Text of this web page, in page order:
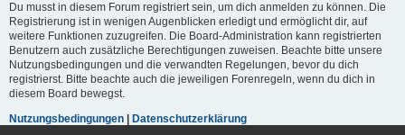
Du musst in diesem Forum registriert sein, um dich anmelden zu können. Die
Registrierung ist in wenigen Augenblicken erledigt und ermöglicht dir, auf
weitere Funktionen zuzugreifen. Die Board-Administration kann registrierten
Benutzern auch zusätzliche Berechtigungen zuweisen. Beachte bitte unsere
Nutzungsbedingungen und die verwandten Regelungen, bevor du dich
registrierst. Bitte beachte auch die jeweiligen Forenregeln, wenn du dich in
diesem Board bewegst.
Nutzungsbedingungen
Datenschutzerklärung